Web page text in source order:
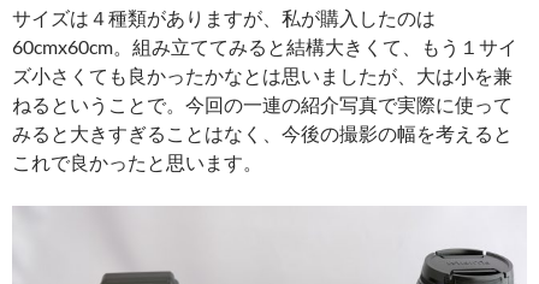
サイズは４種類がありますが、私が購入したのは
60cmx60cm。組み立ててみると結構大きくて、もう１サイ
ズ小さくても良かったかなとは思いましたが、大は小を兼
ねるということで。今回の一連の紹介写真で実際に使って
みると大きすぎることはなく、今後の撮影の幅を考えると
これで良かったと思います。